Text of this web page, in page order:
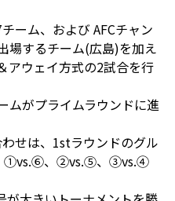
ーム、および AFCチャン
場するチーム(広島)を加え
アウェイ方式の2試合を行
ムがプライムラウンドに進
せは、1stラウンドのグル
①vs.⑥、②vs.⑤、③vs.④